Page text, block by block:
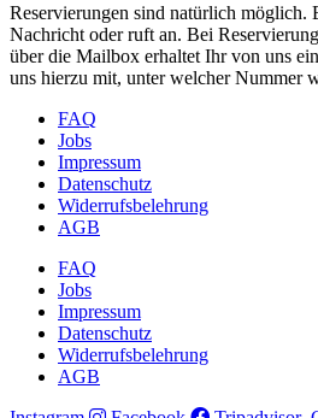
Reservierungen sind natürlich möglich.
Nachricht oder ruft an. Bei
über die Mailbox erhaltet Ihr von uns
uns hierzu mit, unter welcher Nummer
FAQ
Jobs
Impressum
Datenschutz
Widerrufsbelehrung
AGB
FAQ
Jobs
Impressum
Datenschutz
Widerrufsbelehrung
AGB